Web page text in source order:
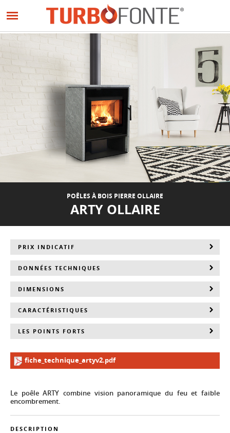
au
principal
POÊLES À BOIS PIERRE OLLAIRE
ARTY OLLAIRE
Le poêle ARTY combine vision panoramique du feu et faible
encombrement.
DESCRIPTION
PRIX INDICATIF
DONNÉES TECHNIQUES
DIMENSIONS
CARACTÉRISTIQUES
LES POINTS FORTS
fiche_technique_artyv2.pdf
Panneau de gestion des cookies